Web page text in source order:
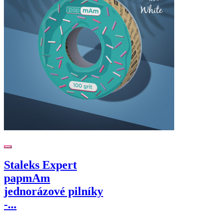
Staleks Expert
papmAm
jednorázové pilníky
-...